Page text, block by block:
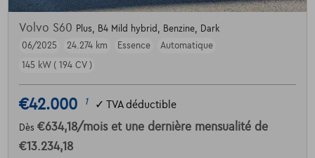
Volvo S60 Plus, B4 Mild hybrid, Benzine, Dark
06/2025
24.274 km Essence
Automatique
145 kW ( 194 CV )
€42.000 1 ✓ TVA déductible
Dès €634,18/mois et une dernière mensualité de
€13.234,18